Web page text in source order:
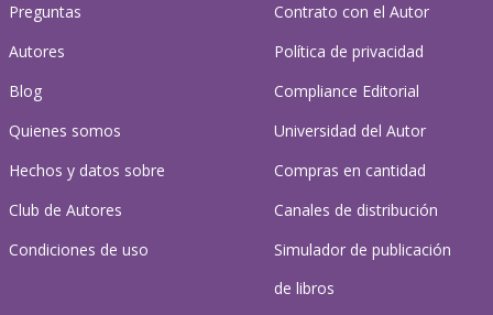
Preguntas
Autores
Blog
Quienes somos
Hechos y datos sobre
Club de Autores
Condiciones de uso
Contrato con el Autor
Política de privacidad
Compliance Editorial
Universidad del Autor
Compras en cantidad
Canales de distribución
Simulador de publicación
de libros